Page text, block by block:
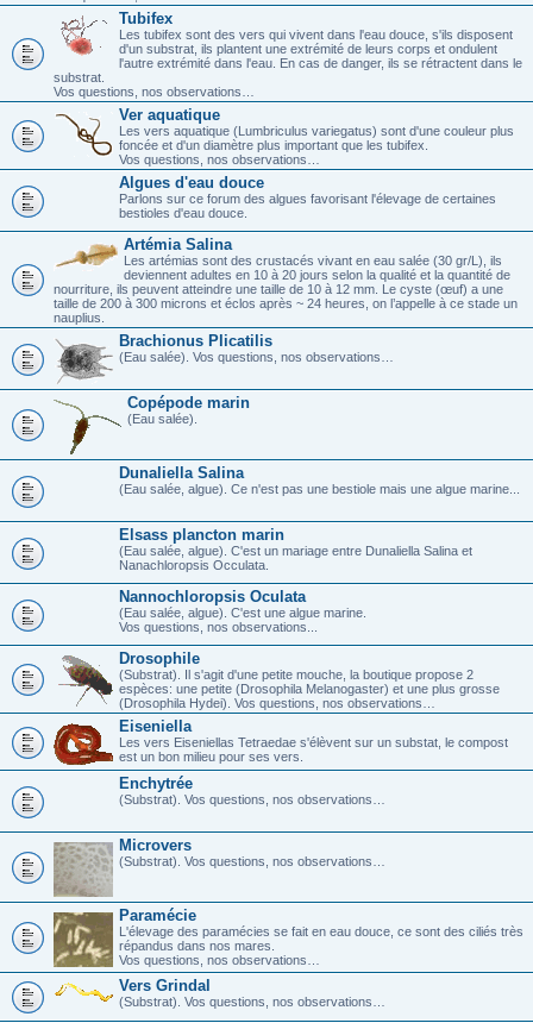
Tubifex
Les tubifex sont des vers qui vivent dans l'eau douce, s'ils disposent
d'un substrat, ils plantent une extrémité de leurs corps et ondulent
l'autre extrémité dans l'eau. En cas de danger, ils se rétractent dans le
substrat.
Vos questions, nos observations…
Ver aquatique
Les vers aquatique (Lumbriculus variegatus) sont d'une couleur plus
foncée et d'un diamètre plus important que les tubifex.
Vos questions, nos observations…
Algues d'eau douce
Parlons sur ce forum des algues favorisant l'élevage de certaines
bestioles d'eau douce.
Artémia Salina
Les artémias sont des crustacés vivant en eau salée (30 gr/L), ils
deviennent adultes en 10 à 20 jours selon la qualité et la quantité de
nourriture, ils peuvent atteindre une taille de 10 à 12 mm. Le cyste (œuf) a une
taille de 200 à 300 microns et éclos après ~ 24 heures, on l’appelle à ce stade un
nauplius.
Brachionus Plicatilis
(Eau salée). Vos questions, nos observations…
Copépode marin
(Eau salée).
Dunaliella Salina
(Eau salée, algue). Ce n'est pas une bestiole mais une algue marine...
Elsass plancton marin
(Eau salée, algue). C'est un mariage entre Dunaliella Salina et
Nanachloropsis Occulata.
Nannochloropsis Oculata
(Eau salée, algue). C'est une algue marine.
Vos questions, nos observations...
Drosophile
(Substrat). Il s'agit d'une petite mouche, la boutique propose 2
espèces: une petite (Drosophila Melanogaster) et une plus grosse
(Drosophila Hydei). Vos questions, nos observations…
Eiseniella
Les vers Eiseniellas Tetraedae s'élèvent sur un substat, le compost
est un bon milieu pour ses vers.
Enchytrée
(Substrat). Vos questions, nos observations…
Microvers
(Substrat). Vos questions, nos observations…
Paramécie
L'élevage des paramécies se fait en eau douce, ce sont des ciliés très
répandus dans nos mares.
Vos questions, nos observations…
Vers Grindal
(Substrat). Vos questions, nos observations…